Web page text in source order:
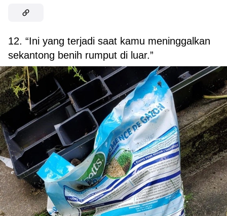
12. “Ini yang terjadi saat kamu meninggalkan
sekantong benih rumput di luar.”